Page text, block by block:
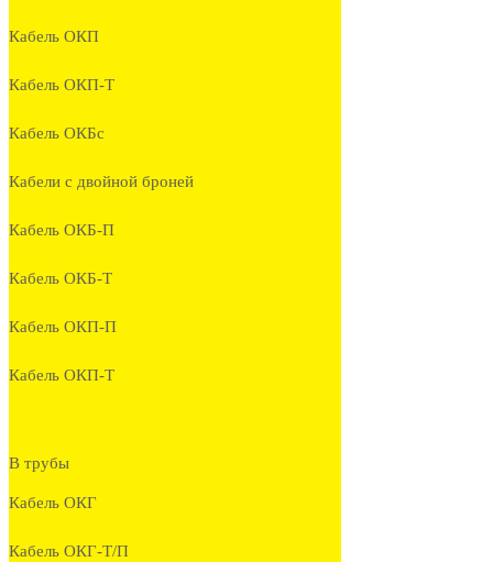
Кабель ОКП
Кабель ОКП-Т
Кабель ОКБc
Кабели с двойной броней
Кабель ОКБ-П
Кабель ОКБ-Т
Кабель ОКП-П
Кабель ОКП-Т
В трубы
Кабель ОКГ
Кабель ОКГ-Т/П